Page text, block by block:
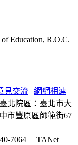
Education, R.O.C.
見交流 | 網網相連
臺北院區：臺北市大
市豐原區師範街67
7064
TANet